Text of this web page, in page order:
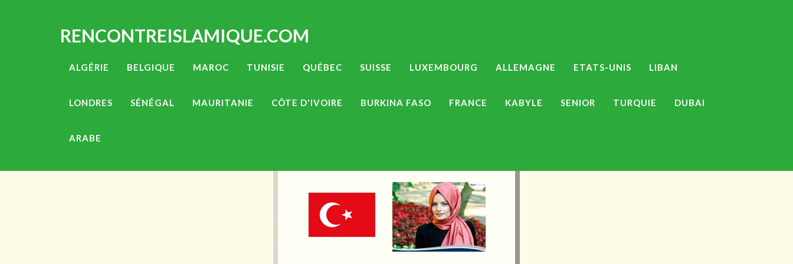
RENCONTREISLAMIQUE.COM
ALGÉRIE BELGIQUE MAROC TUNISIE QUÉBEC SUISSE LUXEMBOURG ALLEMAGNE ETATS-UNIS LIBAN
LONDRES SÉNÉGAL MAURITANIE CÔTE D'IVOIRE BURKINA FASO FRANCE KABYLE SENIOR TURQUIE DUBAI
ARABE